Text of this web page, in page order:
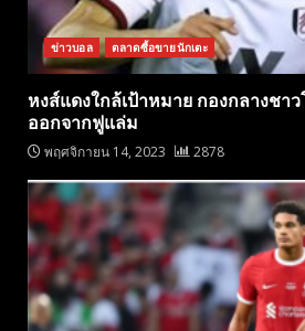
ข่าวบอล ตลาดซื้อขายนักเตะ
หงส์แดงใกล้เป้าหมาย กองกลางชา
ออกจากฟูแล่ม
พฤศจิกายน 14, 2023 2878